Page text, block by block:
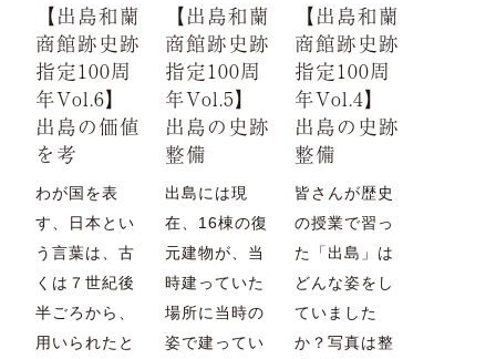
【出島和蘭
商館跡史跡
指定100周
年Vol.6】
出島の価値
を考
わが国を表
す、日本とい
う言葉は、古
くは７世紀後
半ごろから、
用いられたと
【出島和蘭
商館跡史跡
指定100周
年Vol.5】
出島の史跡
整備
出島には現
在、16棟の復
元建物が、当
時建っていた
場所に当時の
姿で建ってい
【出島和蘭
商館跡史跡
指定100周
年Vol.4】
出島の史跡
整備
皆さんが歴史
の授業で習っ
た「出島」は
どんな姿をし
ていました
か？写真は整